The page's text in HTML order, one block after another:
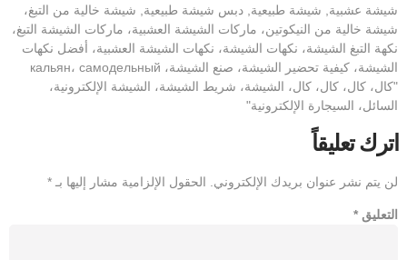
شيشة عشبية, شيشة طبيعية, دبس شيشة طبيعية, شيشة خالية من التبغ،
شيشة خالية من النيكوتين، ماركات الشيشة العشبية، ماركات الشيشة التبغ،
نكهة التبغ الشيشة، نكهات الشيشة، نكهات الشيشة العشبية، أفضل نكهات
الشيشة، كيفية تحضير الشيشة، صنع الشيشة، кальян، самодельный
"كال، كال، كال، كال، الشيشة، شريط الشيشة، الشيشة الإلكترونية،
السائل، السيجارة الإلكترونية"
اترك تعليقاً
لن يتم نشر عنوان بريدك الإلكتروني. الحقول الإلزامية مشار إليها بـ *
التعليق *